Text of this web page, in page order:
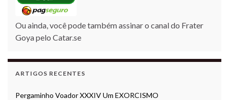
Ou ainda, você pode também assinar o canal do Frater
Goya pelo Catar.se
ARTIGOS RECENTES
Pergaminho Voador XXXIV Um EXORCISMO